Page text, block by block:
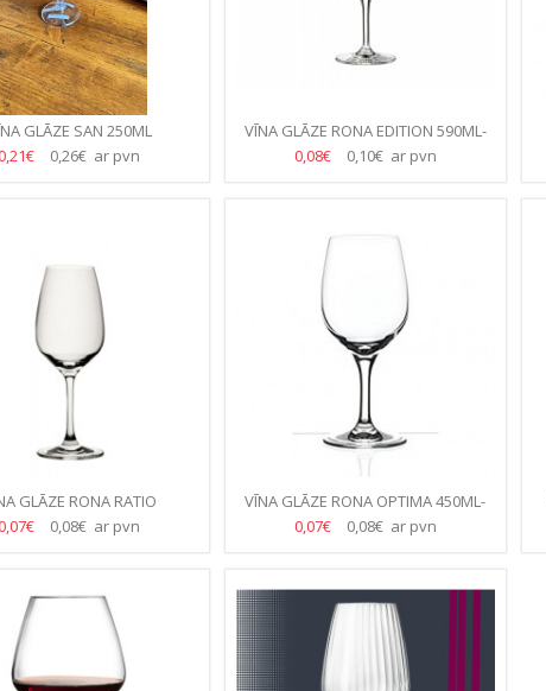
GLĀZE SAN 250ML
90.GB/KASTE
0,26€ ar pvn
VĪNA GLĀZE RONA EDITION 590ML-
(15.GB/KASTE)
0,08€ 0,10€ ar pvn
GLĀZE RONA RATIO
340ML /KASTĒ 30.GB/
0,08€ ar pvn
VĪNA GLĀZE RONA OPTIMA 450ML-
(24.GB/KASTE)
0,07€ 0,08€ ar pvn